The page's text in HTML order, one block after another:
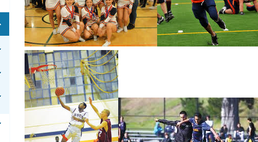
I-
toggle
ang
submenu
I-
submenu
I-
submenu
I-
ang
submenu
I-